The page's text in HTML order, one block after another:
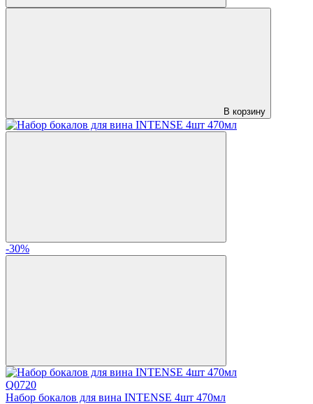
В корзину
-30%
Q0720
Набор бокалов для вина INTENSE 4шт 470мл